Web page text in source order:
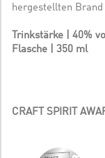
hergestellten
Trinkstärke | 40%
Flasche | 350 ml
CRAFT SPIRIT